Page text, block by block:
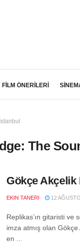
FİLM ÖNERİLERİ
The
Gökçe Akçelik
EKIN TANERI 12
Replikas’ın gitaristi ve
imza atmış olan
en ...